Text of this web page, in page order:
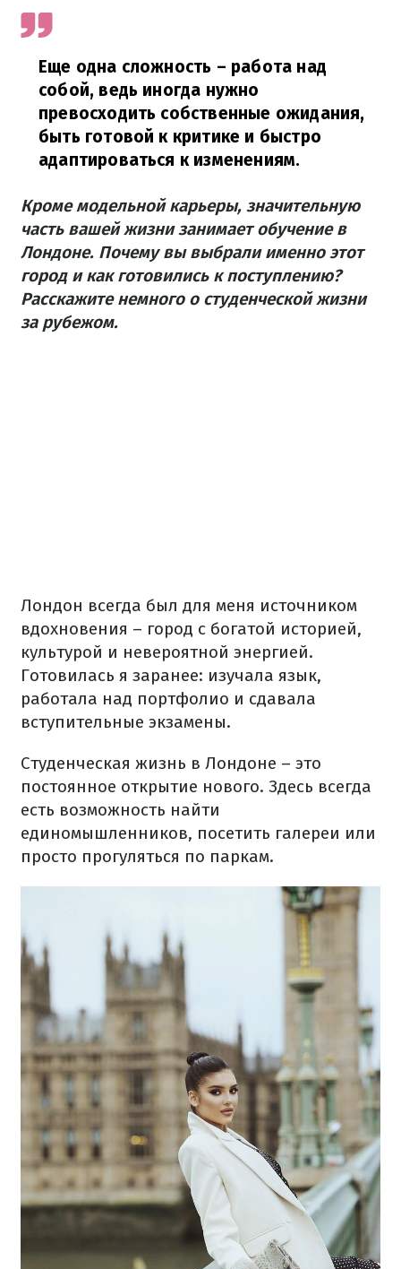
Еще одна сложность – работа над
собой, ведь иногда нужно
превосходить собственные ожидания,
быть готовой к критике и быстро
адаптироваться к изменениям.
Кроме модельной карьеры, значительную
часть вашей жизни занимает обучение в
Лондоне. Почему вы выбрали именно этот
город и как готовились к поступлению?
Расскажите немного о студенческой жизни
за рубежом.
Лондон всегда был для меня источником
вдохновения – город с богатой историей,
культурой и невероятной энергией.
Готовилась я заранее: изучала язык,
работала над портфолио и сдавала
вступительные экзамены.
Студенческая жизнь в Лондоне – это
постоянное открытие нового. Здесь всегда
есть возможность найти
единомышленников, посетить галереи или
просто прогуляться по паркам.